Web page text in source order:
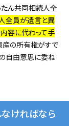
たん共同相続人全
全員が遺言と異
容に代わって手
産の所有権がすで
自由意思に委ね
ければなら